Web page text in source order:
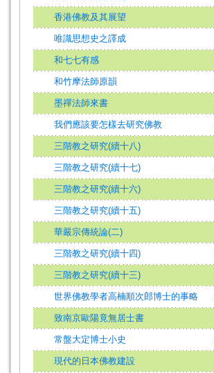
香港佛教及其展望
唯識思想史之譯成
和七七有感
和竹摩法師原韻
墨禪法師來書
我們應該要怎樣去研究佛教
三階教之研究(續十八)
三階教之研究(續十七)
三階教之研究(續十六)
三階教之研究(續十五)
華嚴宗傳統論(二)
三階教之研究(續十四)
三階教之研究(續十三)
世界佛教學者高楠順次郎博士的事略
致南京歐陽竟無居士書
常盤大定博士小史
現代的日本佛教建設